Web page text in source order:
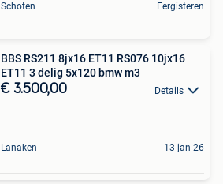
Schoten Eergisteren
BBS RS211 8jx16 ET11 RS076 10jx16
ET11 3 delig 5x120 bmw m3
€ 3.500,00 Details
Lanaken 13 jan 26